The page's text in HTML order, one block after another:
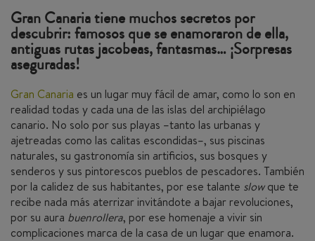
Gran Canaria tiene muchos secretos por
descubrir: famosos que se enamoraron de ella,
antiguas rutas jacobeas, fantasmas… ¡Sorpresas
aseguradas!
Gran Canaria es un lugar muy fácil de amar, como lo son en
realidad todas y cada una de las islas del archipiélago
canario. No solo por sus playas –tanto las urbanas y
ajetreadas como las calitas escondidas–, sus piscinas
naturales, su gastronomía sin artificios, sus bosques y
senderos y sus pintorescos pueblos de pescadores. También
por la calidez de sus habitantes, por ese talante slowque te
recibe nada más aterrizar invitándote a bajar revoluciones,
por su aura buenrollera, por ese homenaje a vivir sin
complicaciones marca de la casa de un lugar que enamora.